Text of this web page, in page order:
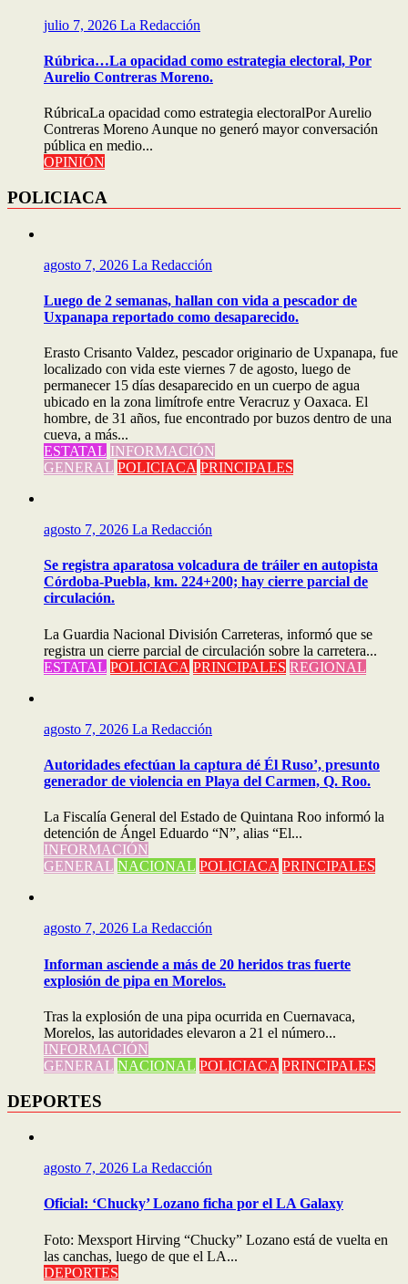
julio 7, 2026 La Redacción
Rúbrica…La opacidad como estrategia electoral, Por
Aurelio Contreras Moreno.
RúbricaLa opacidad como estrategia electoralPor Aurelio
Contreras Moreno Aunque no generó mayor conversación
pública en medio...
OPINIÓN
POLICIACA
agosto 7, 2026 La Redacción
Luego de 2 semanas, hallan con vida a pescador de
Uxpanapa reportado como desaparecido.
Erasto Crisanto Valdez, pescador originario de Uxpanapa, fue
localizado con vida este viernes 7 de agosto, luego de
permanecer 15 días desaparecido en un cuerpo de agua
ubicado en la zona limítrofe entre Veracruz y Oaxaca. El
hombre, de 31 años, fue encontrado por buzos dentro de una
cueva, a más...
ESTATAL INFORMACIÓN
GENERAL POLICIACA PRINCIPALES
agosto 7, 2026 La Redacción
Se registra aparatosa volcadura de tráiler en autopista
Córdoba-Puebla, km. 224+200; hay cierre parcial de
circulación.
La Guardia Nacional División Carreteras, informó que se
registra un cierre parcial de circulación sobre la carretera...
ESTATAL POLICIACA PRINCIPALES REGIONAL
agosto 7, 2026 La Redacción
Autoridades efectúan la captura dé Él Ruso’, presunto
generador de violencia en Playa del Carmen, Q. Roo.
La Fiscalía General del Estado de Quintana Roo informó la
detención de Ángel Eduardo “N”, alias “El...
INFORMACIÓN
GENERAL NACIONAL POLICIACA PRINCIPALES
agosto 7, 2026 La Redacción
Informan asciende a más de 20 heridos tras fuerte
explosión de pipa en Morelos.
Tras la explosión de una pipa ocurrida en Cuernavaca,
Morelos, las autoridades elevaron a 21 el número...
INFORMACIÓN
GENERAL NACIONAL POLICIACA PRINCIPALES
DEPORTES
agosto 7, 2026 La Redacción
Oficial: ‘Chucky’ Lozano ficha por el LA Galaxy
Foto: Mexsport Hirving “Chucky” Lozano está de vuelta en
las canchas, luego de que el LA...
DEPORTES